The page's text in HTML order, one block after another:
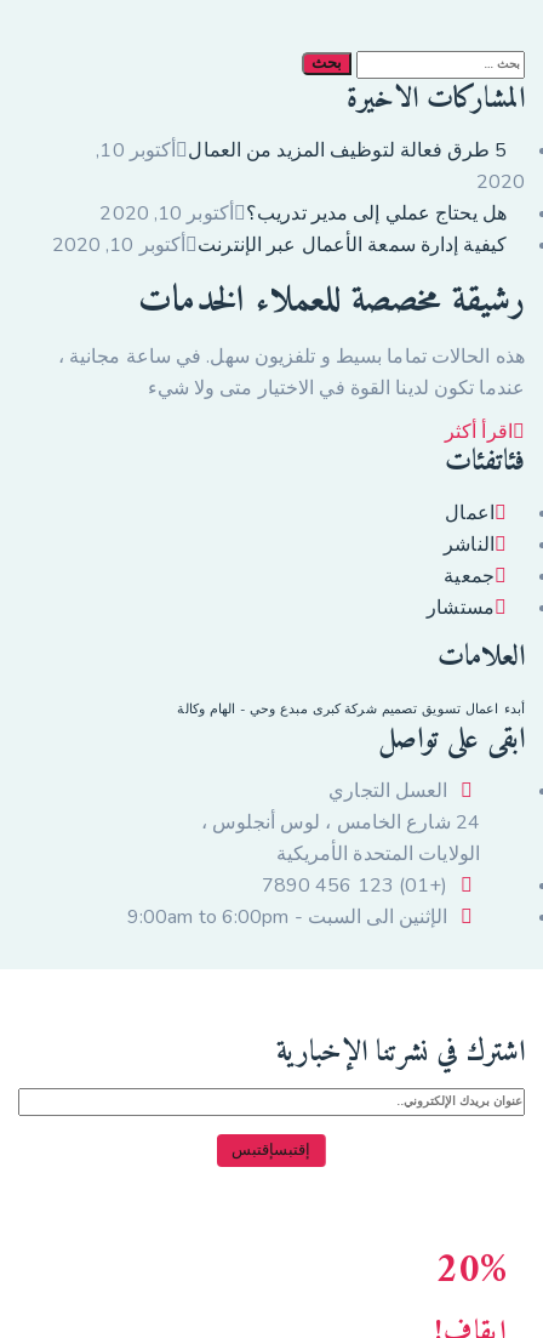
البحث
عن:
المشاركات الاخيرة
5 طرق فعالة لتوظيف المزيد من العمال
أكتوبر 10,
2020
هل يحتاج عملي إلى مدير تدريب؟ أكتوبر 10, 2020
كيفية إدارة سمعة الأعمال عبر الإنترنت أكتوبر 10, 2020
رشيقة مخصصة للعملاء الخدمات
هذه الحالات تماما بسيط و تلفزيون سهل. في ساعة مجانية ،
عندما تكون لدينا القوة في الاختيار متى ولا شيء
اقرأ أكثر
فئاتفئات
اعمال
الناشر
جمعية
مستشار
العلامات
أبدء اعمال تسويق تصميم شركة كبرى مبدع وحي - الهام وكالة
ابقى على تواصل
العسل التجاري
24 شارع الخامس ، لوس أنجلوس ،
الولايات المتحدة الأمريكية
(+01) 123 456 7890
الإثنين الى السبت - 9:00am to 6:00pm
اشترك في نشرتنا الإخبارية
20%